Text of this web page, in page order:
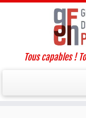
Tous capables !